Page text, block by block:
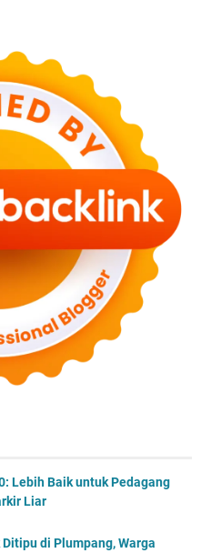
Lebih Baik untuk Pedagang
Liar
di Plumpang, Warga